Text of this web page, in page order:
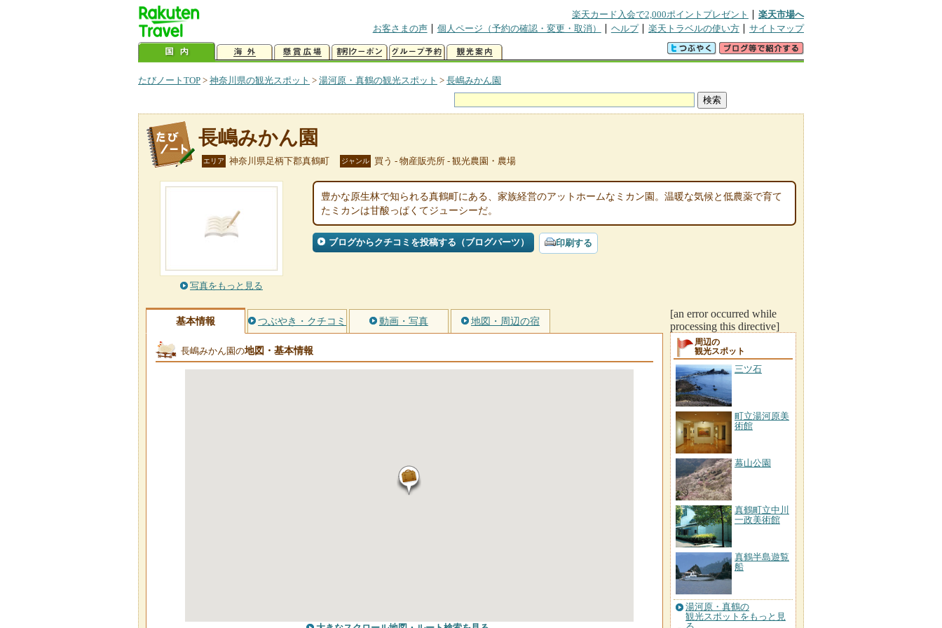
楽天カード入会で2,000ポイントプレゼント
楽天市場へ
お客さまの声
個人ページ（予約の確認・変更・取消） ヘルプ 楽天トラベルの使い方 サイトマップ
たびノートTOP > 神奈川県の観光スポット > 湯河原・真鶴の観光スポット > 長嶋みかん園
長嶋みかん園
エリア 神奈川県足柄下郡真鶴町 ジャンル 買う - 物産販売所 - 観光農園・農場
写真をもっと見る
豊かな原生林で知られる真鶴町にある、家族経営のアットホームなミカン園。温暖な気候と低農薬で育て
たミカンは甘酸っぱくてジューシーだ。
ブログからクチコミを投稿する（ブログパーツ） 印刷する
基本情報 つぶやき・クチコミ 動画・写真 地図・周辺の宿
長嶋みかん園の地図・基本情報
[an error occurred while
processing this directive]
周辺の
観光スポット
三ツ石
町立湯河原美
術館
幕山公園
真鶴町立中川
一政美術館
真鶴半島遊覧
船
湯河原・真鶴の
観光スポットをもっと見